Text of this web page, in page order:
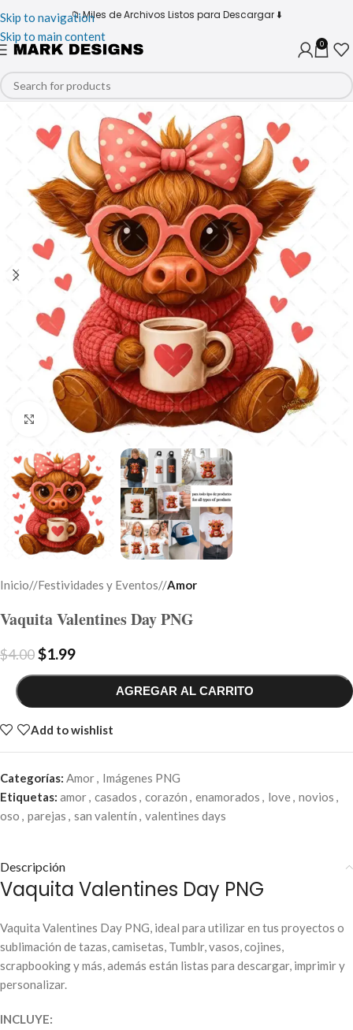
Skip to navigation
Skip to main content
📁 Miles de Archivos Listos para Descargar ⬇️
0
Click to enlarge
Inicio/ Festividades y Eventos/ Amor
Vaquita Valentines Day PNG
$4.00$1.99
AGREGAR AL CARRITO
Add to wishlist
Categorías: Amor, Imágenes PNG
Etiquetas: amor, casados , corazón , enamorados , love, novios ,
oso , parejas , san valentín , valentines days
Descripción
Vaquita Valentines Day PNG
Vaquita Valentines Day PNG, ideal para utilizar en tus proyectos o
sublimación de tazas, camisetas, Tumblr, vasos, cojines,
scrapbooking y más, además están listas para descargar, imprimir y
personalizar.
INCLUYE: